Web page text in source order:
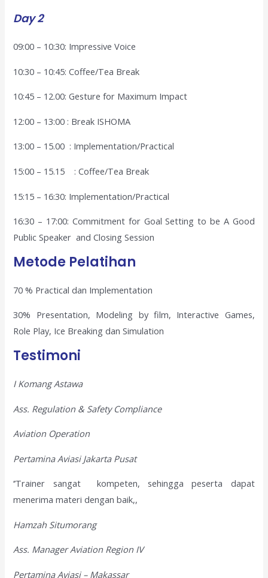
Day 2
09:00 – 10:30: Impressive Voice
10:30 – 10:45: Coffee/Tea Break
10:45 – 12.00: Gesture for Maximum Impact
12:00 – 13:00 : Break ISHOMA
13:00 – 15.00 : Implementation/Practical
15:00 – 15.15 : Coffee/Tea Break
15:15 – 16:30: Implementation/Practical
16:30 – 17:00: Commitment for Goal Setting to be A Good
Public Speaker and Closing Session
Metode Pelatihan
70 % Practical dan Implementation
30% Presentation, Modeling by film, Interactive Games,
Role Play, Ice Breaking dan Simulation
Testimoni
I Komang Astawa
Ass. Regulation & Safety Compliance
Aviation Operation
Pertamina Aviasi Jakarta Pusat
‘’Trainer sangat kompeten, sehingga peserta dapat
menerima materi dengan baik,,
Hamzah Situmorang
Ass. Manager Aviation Region IV
Pertamina Aviasi – Makassar